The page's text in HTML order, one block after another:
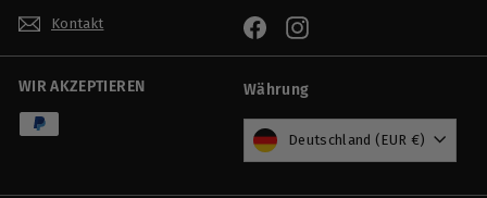
Kontakt FacebookInstagram
WIR AKZEPTIEREN Währung
Deutschland (EUR €)